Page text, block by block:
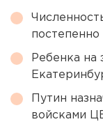
Ребенка на
Путин
войсками